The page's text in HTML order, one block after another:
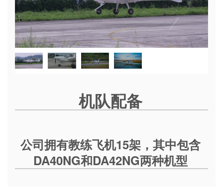
机队配备
公司拥有教练飞机15架，其中包含
DA40NG和DA42NG两种机型